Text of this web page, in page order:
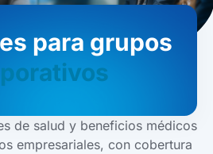
para grupos
de salud y beneficios médicos
empresariales, con cobertura